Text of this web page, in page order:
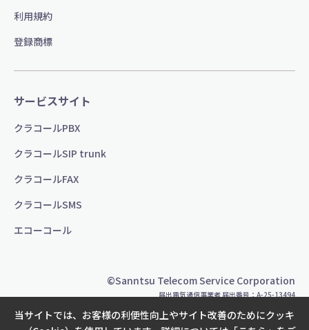
利用規約
登録商標
サービスサイト
クラコールPBX
クラコールSIP trunk
クラコールFAX
クラコールSMS
エコーコール
©Sanntsu Telecom Service Corporation
届出電気通信事業者 届出番号：A-25-13494
当サイトでは、お客様の利便性向上やサイト改善のためにクッキ